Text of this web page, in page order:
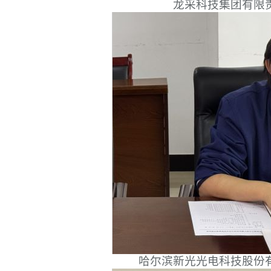
龙采科技集团有限
哈尔滨新光光电科技股份